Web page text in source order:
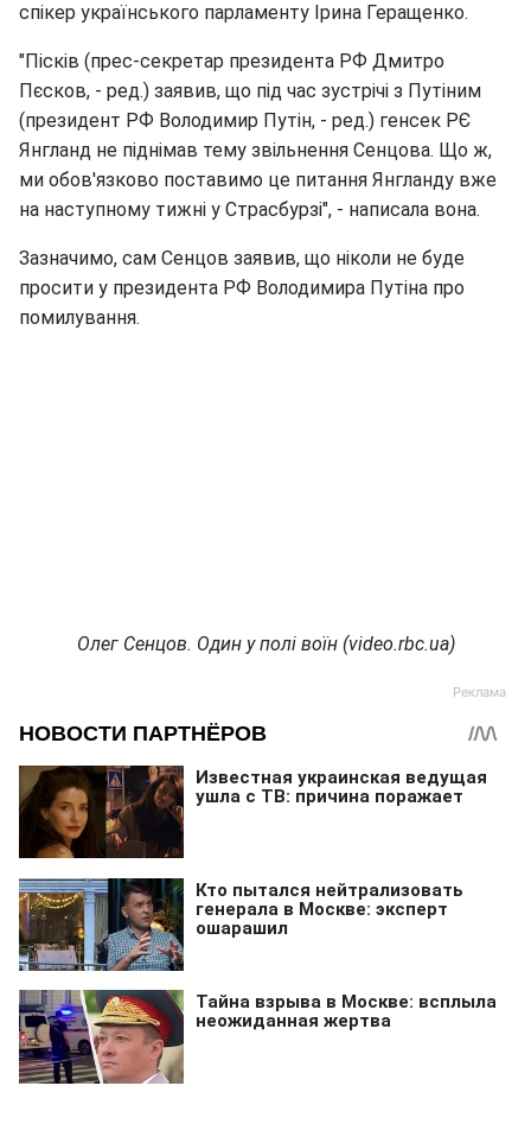
спікер українського парламенту Ірина Геращенко.
"Пісків (прес-секретар президента РФ Дмитро
Пєсков, - ред.) заявив, що під час зустрічі з Путіним
(президент РФ Володимир Путін, - ред.) генсек РЄ
Янгланд не піднімав тему звільнення Сенцова. Що ж,
ми обов'язково поставимо це питання Янгланду вже
на наступному тижні у Страсбурзі", - написала вона.
Зазначимо, сам Сенцов заявив, що ніколи не буде
просити у президента РФ Володимира Путіна про
помилування.
Олег Сенцов. Один у полі воїн (video.rbc.ua)